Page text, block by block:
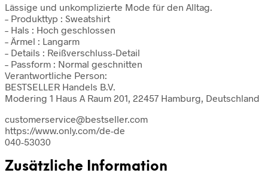
Lässige und unkomplizierte Mode für den Alltag.
– Produkttyp : Sweatshirt
– Hals : Hoch geschlossen
– Ärmel : Langarm
– Details : Reißverschluss-Detail
– Passform : Normal geschnitten
Verantwortliche Person:
BESTSELLER Handels B.V.
Modering 1 Haus A Raum 201, 22457 Hamburg, Deutschland
customerservice@bestseller.com
https://www.only.com/de-de
040-53030
Zusätzliche Information